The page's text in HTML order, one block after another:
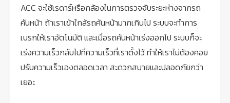
ACC จะใช้เรดาร์หรือกล้องในการตรวจจับระยะห่างจากรถ
คันหน้า ถ้าเราเข้าใกล้รถคันหน้ามากเกินไป ระบบจะทำการ
เบรกให้เราอัตโนมัติ และเมื่อรถคันหน้าเร่งออกไป ระบบก็จะ
เร่งความเร็วกลับไปที่ความเร็วที่เราตั้งไว้ ทำให้เราไม่ต้องคอย
ปรับความเร็วเองตลอดเวลา สะดวกสบายและปลอดภัยกว่า
เยอะ